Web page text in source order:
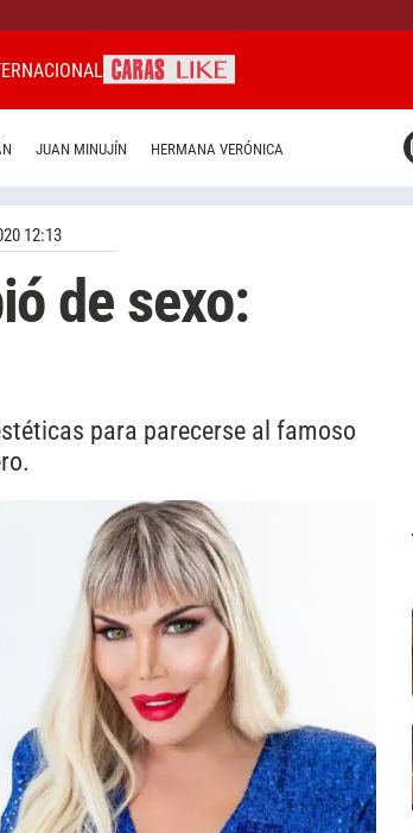
JUAN MINUJÍN HERMANA VERÓNICA
12:13
de sexo:
para parecerse al famoso